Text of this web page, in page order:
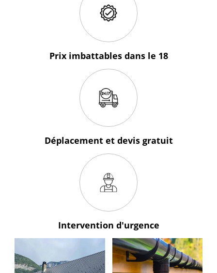
Prix imbattables dans le 18
Déplacement et devis gratuit
Intervention d'urgence